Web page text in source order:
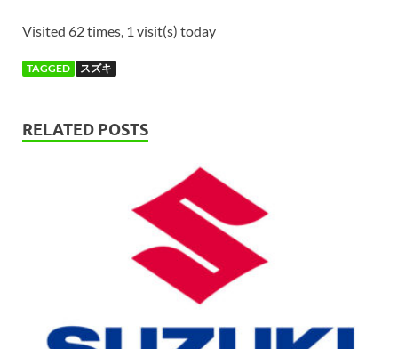
Visited 62 times, 1 visit(s) today
TAGGED スズキ
RELATED POSTS